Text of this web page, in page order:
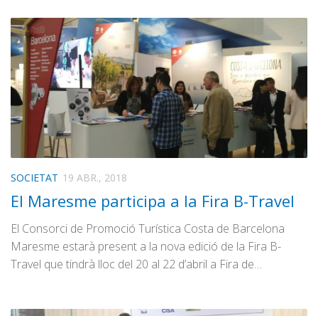
SOCIETAT 19 ABR., 2018
El Maresme participa a la Fira B-Travel
El Consorci de Promoció Turística Costa de Barcelona
Maresme estarà present a la nova edició de la Fira B-
Travel que tindrà lloc del 20 al 22 d’abril a Fira de…